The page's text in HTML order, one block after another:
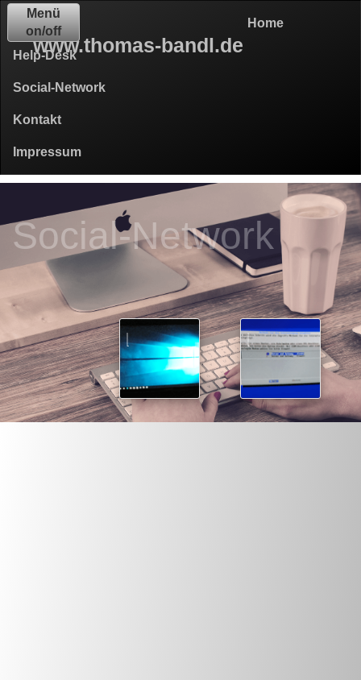
www.thomas-bandl.de
Home
Help-Desk
Social-Network
Kontakt
Impressum
Menü
on/off
Social-Network